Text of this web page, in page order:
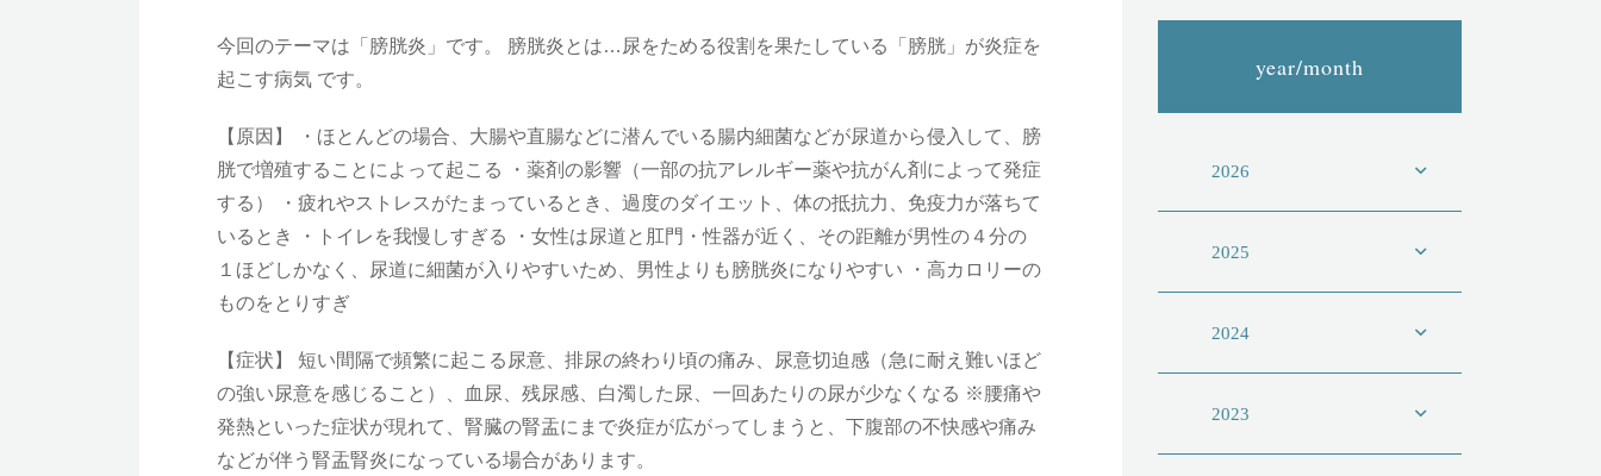
今回のテーマは「膀胱炎」です。 膀胱炎とは…尿をためる役割を果たしている「膀胱」が炎症を
起こす病気 です。
【原因】 ・ほとんどの場合、大腸や直腸などに潜んでいる腸内細菌などが尿道から侵入して、膀
胱で増殖することによって起こる ・薬剤の影響（一部の抗アレルギー薬や抗がん剤によって発症
する） ・疲れやストレスがたまっているとき、過度のダイエット、体の抵抗力、免疫力が落ちて
いるとき ・トイレを我慢しすぎる ・女性は尿道と肛門・性器が近く、その距離が男性の４分の
１ほどしかなく、尿道に細菌が入りやすいため、男性よりも膀胱炎になりやすい ・高カロリーの
ものをとりすぎ
【症状】 短い間隔で頻繁に起こる尿意、排尿の終わり頃の痛み、尿意切迫感（急に耐え難いほど
の強い尿意を感じること）、血尿、残尿感、白濁した尿、一回あたりの尿が少なくなる ※腰痛や
発熱といった症状が現れて、腎臓の腎盂にまで炎症が広がってしまうと、下腹部の不快感や痛み
などが伴う腎盂腎炎になっている場合があります。
year/month
2026
2025
2024
2023